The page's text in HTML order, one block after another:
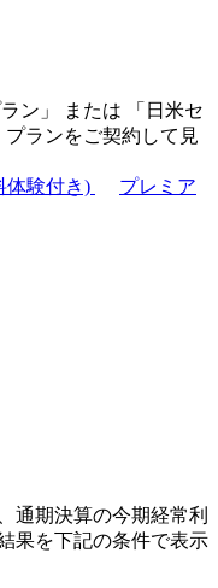
ン 」 または 「 日米セ
プランをご契約して見
体験付き)
プレミア
通期決算の今期経常利
果を下記の条件で表示